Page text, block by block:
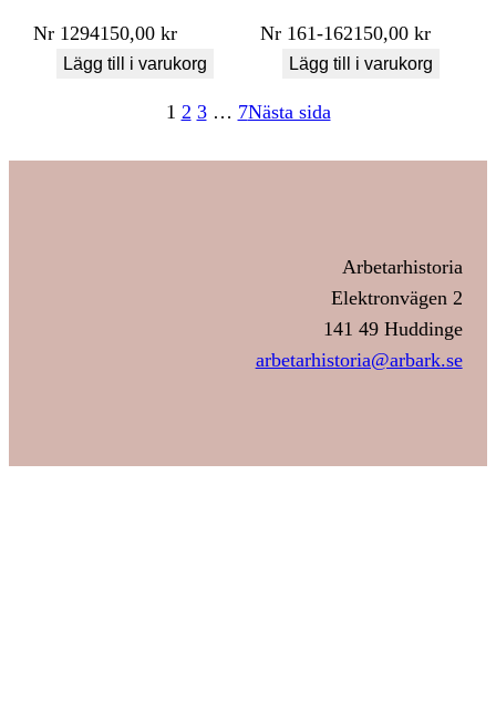
Nr 1294150,00kr
Lägg till i varukorg
Nr 161-162150,00kr
Lägg till i varukorg
1 2 3 … 7Nästa sida
Arbetarhistoria
Elektronvägen 2
141 49 Huddinge
arbetarhistoria@arbark.se